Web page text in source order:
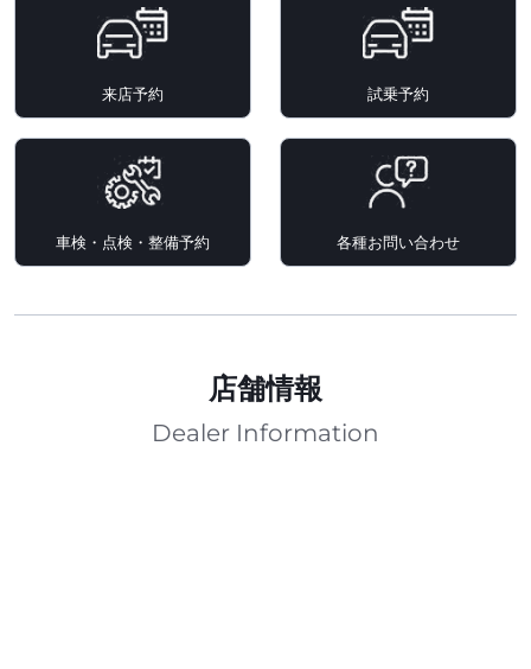
来店予約 試乗予約
車検・点検・整備予約 各種お問い合わせ
店舗情報
Dealer Information